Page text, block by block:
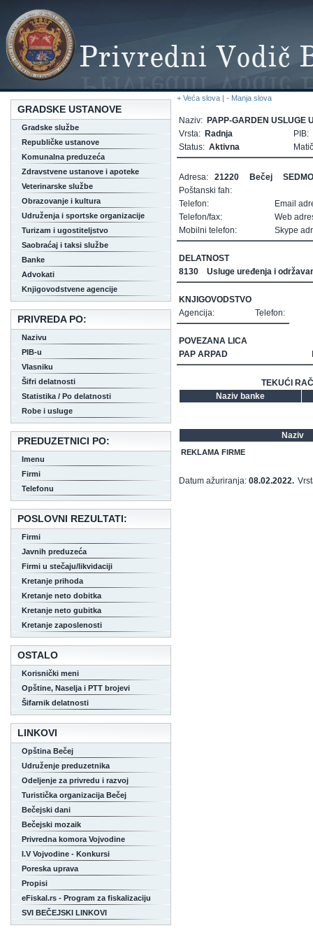
GRADSKE USTANOVE
Gradske službe
Republičke ustanove
Komunalna preduzeća
Zdravstvene ustanove i apoteke
Veterinarske službe
Obrazovanje i kultura
Udruženja i sportske organizacije
Turizam i ugostiteljstvo
Saobraćaj i taksi službe
Banke
Advokati
Knjigovodstvene agencije
PRIVREDA PO:
Nazivu
PIB-u
Vlasniku
Šifri delatnosti
Statistika / Po delatnosti
Robe i usluge
PREDUZETNICI PO:
Imenu
Firmi
Telefonu
POSLOVNI REZULTATI:
Firmi
Javnih preduzeća
Firmi u stečaju/likvidaciji
Kretanje prihoda
Kretanje neto dobitka
Kretanje neto gubitka
Kretanje zaposlenosti
OSTALO
Korisnički meni
Opštine, Naselja i PTT brojevi
Šifarnik delatnosti
LINKOVI
Opština Bečej
Udruženje preduzetnika
Odeljenje za privredu i razvoj
Turistička organizacija Bečej
Bečejski dani
Bečejski mozaik
Privredna komora Vojvodine
I.V Vojvodine - Konkursi
Poreska uprava
Propisi
eFiskal.rs - Program za fiskalizaciju
SVI BEČEJSKI LINKOVI
+ Veća slova | - Manja slova
Naziv: PAPP-GARDEN USLUGE
Vrsta: Radnja
PIB:
Status: Aktivna
Adresa: 21220 Bečej
Poštanski fah:
Telefon:
Email
Telefon/fax:
Web
Mobilni telefon:
Skype
DELATNOST
8130
Usluge uređenja i
KNJIGOVODSTVO
Agencija:
Telefon:
POVEZANA LICA
PAP ARPAD
TEKUĆI
Naziv banke
Naziv
REKLAMA FIRME
Datum ažuriranja: 08.02.2022.